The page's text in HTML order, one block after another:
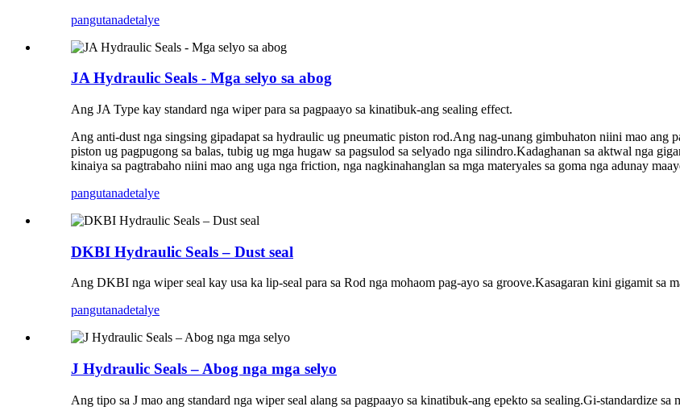
pangutanadetalye
JA Hydraulic Seals - Mga selyo sa abog
Ang JA Type kay standard nga wiper para sa pagpaayo sa kinatibuk-ang sealing effect.
Ang anti-dust nga singsing gipadapat sa hydraulic ug pneumatic piston rod.Ang nag-unang gimbuhaton niini mao ang
piston ug pagpugong sa balas, tubig ug mga hugaw sa pagsulod sa selyado nga silindro.Kadaghanan sa aktwal nga
kinaiya sa pagtrabaho niini mao ang uga nga friction, nga nagkinahanglan sa mga materyales sa goma nga adunay
pangutanadetalye
DKBI Hydraulic Seals – Dust seal
Ang DKBI nga wiper seal kay usa ka lip-seal para sa Rod nga mohaom pag-ayo sa groove.Kasagaran kini gigamit sa
pangutanadetalye
J Hydraulic Seals – Abog nga mga selyo
Ang tipo sa J mao ang standard nga wiper seal alang sa pagpaayo sa kinatibuk-ang epekto sa sealing.Gi-standardize sa